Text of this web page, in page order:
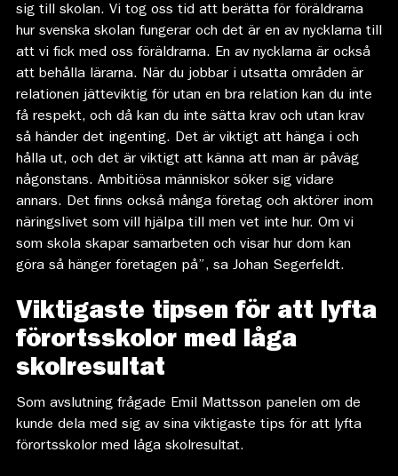
sig till skolan. Vi tog oss tid att berätta för föräldrarna
hur svenska skolan fungerar och det är en av nycklarna till
att vi fick med oss föräldrarna. En av nycklarna är också
att behålla lärarna. När du jobbar i utsatta områden är
relationen jätteviktig för utan en bra relation kan du inte
få respekt, och då kan du inte sätta krav och utan krav
så händer det ingenting. Det är viktigt att hänga i och
hålla ut, och det är viktigt att känna att man är påväg
någonstans. Ambitiösa människor söker sig vidare
annars. Det finns också många företag och aktörer inom
näringslivet som vill hjälpa till men vet inte hur. Om vi
som skola skapar samarbeten och visar hur dom kan
göra så hänger företagen på”, sa Johan Segerfeldt.
Viktigaste tipsen för att lyfta
förortsskolor med låga
skolresultat
Som avslutning frågade Emil Mattsson panelen om de
kunde dela med sig av sina viktigaste tips för att lyfta
förortsskolor med låga skolresultat.